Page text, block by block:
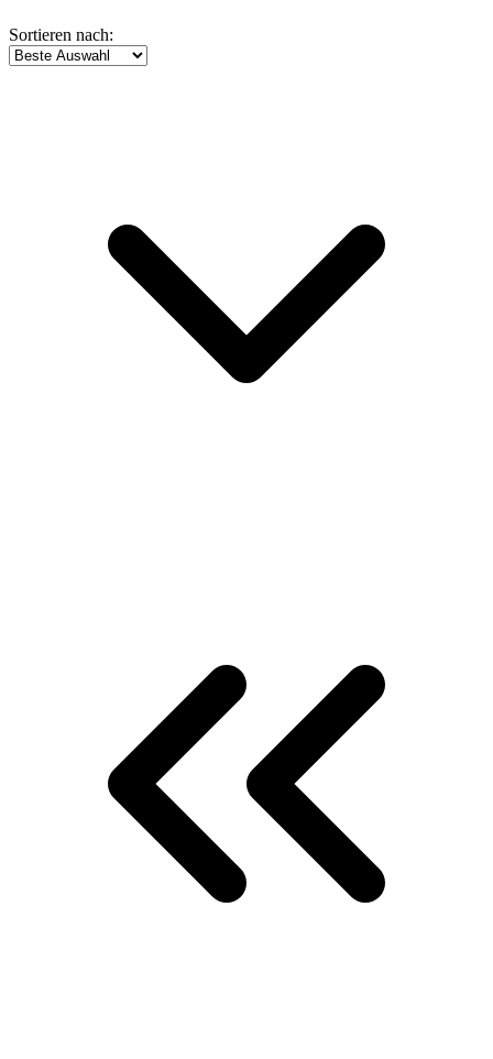
Sortieren nach: